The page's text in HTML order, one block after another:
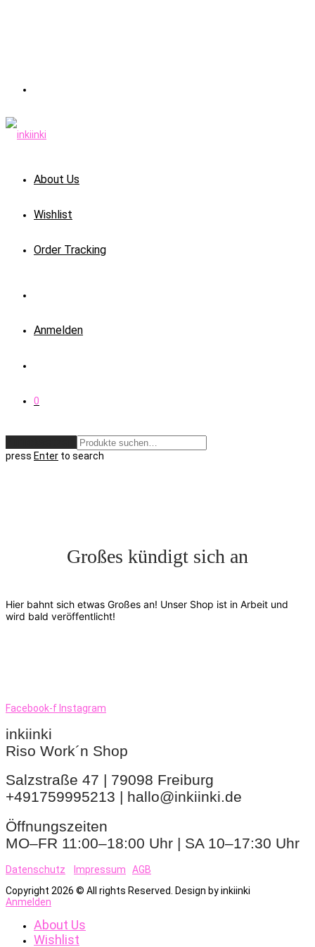
About Us
Wishlist
Order Tracking
Anmelden
0
press Enter to search
Großes kündigt sich an
Hier bahnt sich etwas Großes an! Unser Shop ist in Arbeit und
wird bald veröffentlicht!
Facebook-fInstagram
inkiinki
Riso Work´n Shop
Salzstraße 47 | 79098 Freiburg
+491759995213 | hallo@inkiinki.de
Öffnungszeiten
MO–FR 11:00–18:00 Uhr | SA 10–17:30 Uhr
Datenschutz Impressum
AGB
Copyright 2026 © All rights Reserved. Design by inkiinki
Anmelden
About Us
Wishlist